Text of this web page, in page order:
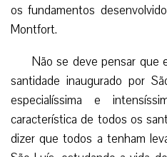
os fundamentos
Montfort.
Não se deve pensar que
santidade inaugurado por
especialíssima e
característica de todos os
dizer que todos a tenham